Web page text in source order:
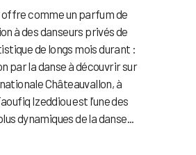
comme un parfum de
à des danseurs privés de
de longs mois durant :
par la danse à découvrir sur
Châteauvallon, à
Izeddiou est l’une des
dynamiques de la danse...